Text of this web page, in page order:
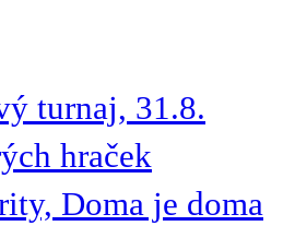
turnaj, 31.8.
hraček
Doma je doma